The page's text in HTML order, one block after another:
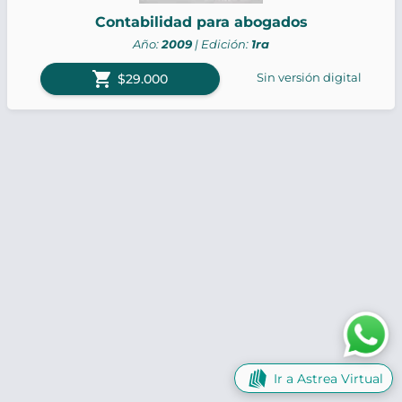
Contabilidad para abogados
Año:2009 | Edición: 1ra
shopping_cart $29.000 Sin versión digital
Ir a Astrea Virtual